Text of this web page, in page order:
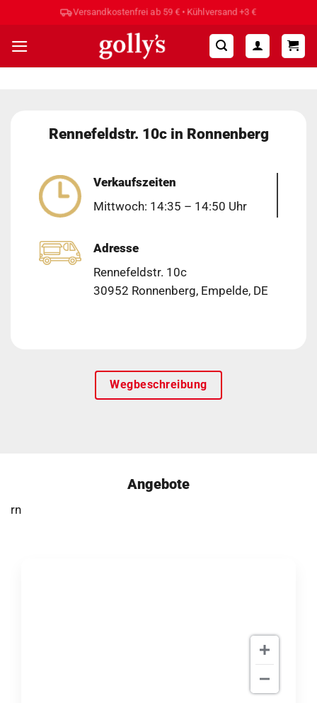
springen
Versandkostenfrei ab 59 € • Kühlversand +3 €
Rennefeldstr. 10c in Ronnenberg
Verkaufszeiten
Mittwoch: 14:35 – 14:50 Uhr
Adresse
Rennefeldstr. 10c
30952 Ronnenberg, Empelde, DE
Wegbeschreibung
Angebote
rn